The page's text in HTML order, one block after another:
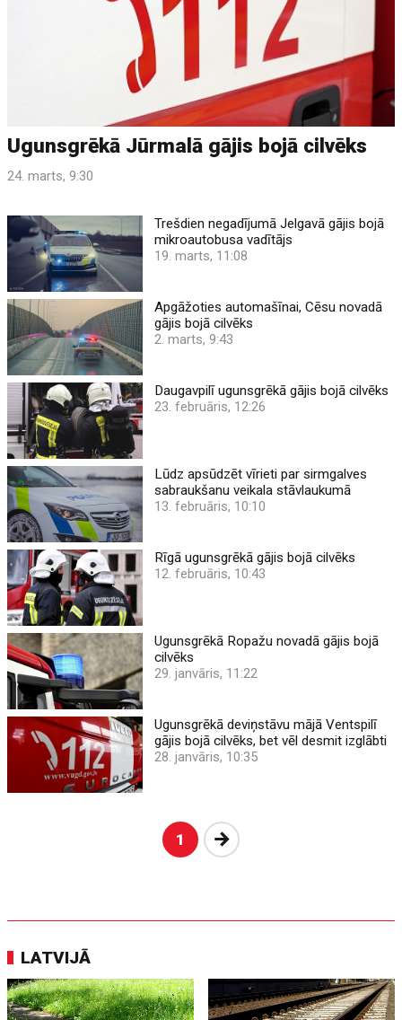
Ugunsgrēkā Jūrmalā gājis bojā cilvēks
24. marts, 9:30
Trešdien negadījumā Jelgavā gājis bojā
mikroautobusa vadītājs
19. marts, 11:08
Apgāžoties automašīnai, Cēsu novadā
gājis bojā cilvēks
2. marts, 9:43
Daugavpilī ugunsgrēkā gājis bojā cilvēks
23. februāris, 12:26
Lūdz apsūdzēt vīrieti par sirmgalves
sabraukšanu veikala stāvlaukumā
13. februāris, 10:10
Rīgā ugunsgrēkā gājis bojā cilvēks
12. februāris, 10:43
Ugunsgrēkā Ropažu novadā gājis bojā
cilvēks
29. janvāris, 11:22
Ugunsgrēkā deviņstāvu mājā Ventspilī
gājis bojā cilvēks, bet vēl desmit izglābti
28. janvāris, 10:35
1 Nākošā
LATVIJĀ